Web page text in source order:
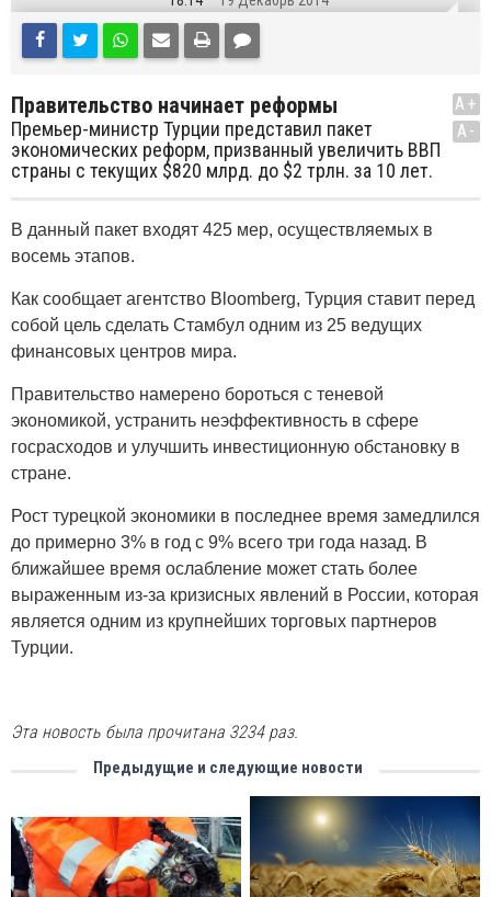
Правительство начинает реформы
Премьер-министр Турции представил пакет
экономических реформ, призванный увеличить ВВП
страны с текущих $820 млрд. до $2 трлн. за 10 лет.
A+
A-
В данный пакет входят 425 мер, осуществляемых в
восемь этапов.
Как сообщает агентство Bloomberg, Турция ставит перед
собой цель сделать Стамбул одним из 25 ведущих
финансовых центров мира.
Правительство намерено бороться с теневой
экономикой, устранить неэффективность в сфере
госрасходов и улучшить инвестиционную обстановку в
стране.
Рост турецкой экономики в последнее время замедлился
до примерно 3% в год с 9% всего три года назад. В
ближайшее время ослабление может стать более
выраженным из-за кризисных явлений в России, которая
является одним из крупнейших торговых партнеров
Турции.
Эта новость была прочитана 3234 раз.
Предыдущие и следующие новости